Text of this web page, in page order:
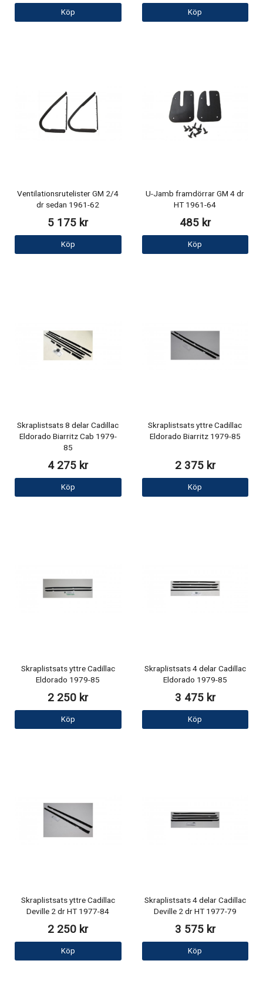
Köp Köp
Ventilationsrutelister GM 2/4
dr sedan 1961-62
5 175 kr
Köp
U-Jamb framdörrar GM 4 dr
HT 1961-64
485 kr
Köp
Skraplistsats 8 delar Cadillac
Eldorado Biarritz Cab 1979-
85
4 275 kr
Köp
Skraplistsats yttre Cadillac
Eldorado Biarritz 1979-85
2 375 kr
Köp
Skraplistsats yttre Cadillac
Eldorado 1979-85
2 250 kr
Köp
Skraplistsats 4 delar Cadillac
Eldorado 1979-85
3 475 kr
Köp
Skraplistsats yttre Cadillac
Deville 2 dr HT 1977-84
2 250 kr
Köp
Skraplistsats 4 delar Cadillac
Deville 2 dr HT 1977-79
3 575 kr
Köp